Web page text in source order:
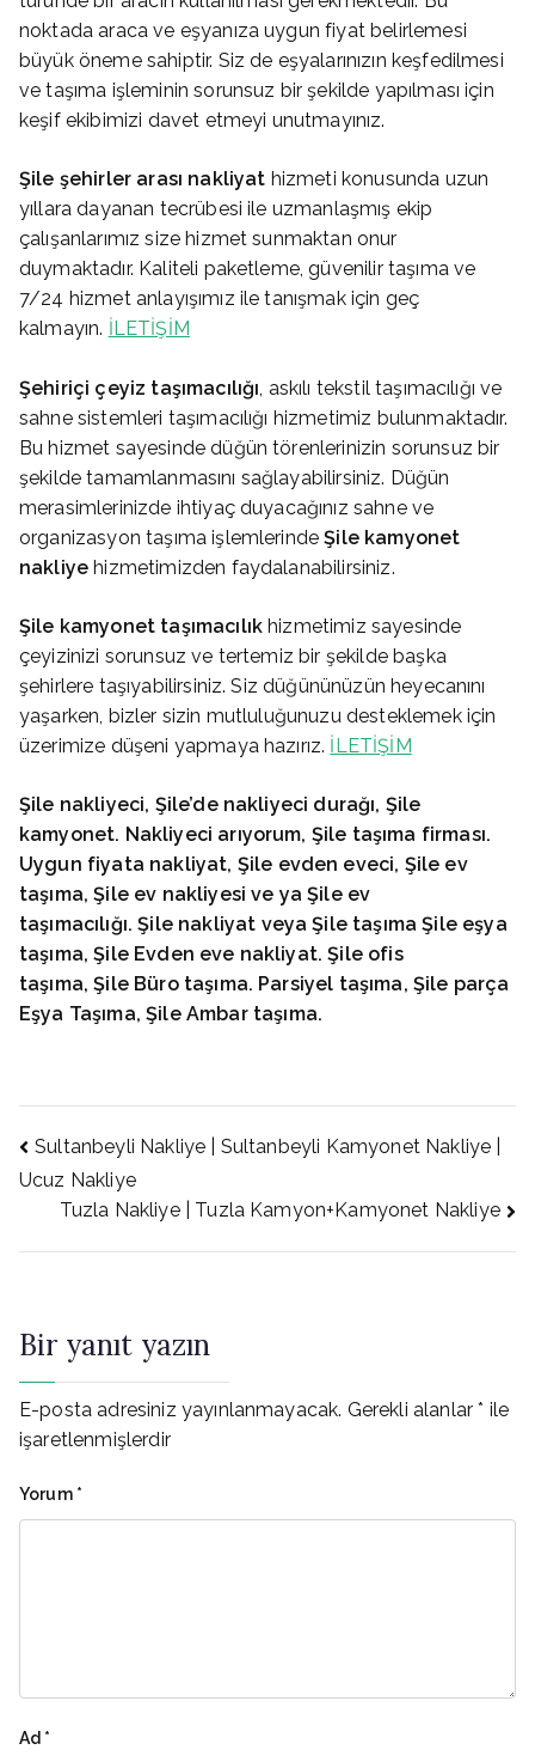
noktada araca ve eşyanıza uygun fiyat belirlemesi
büyük öneme sahiptir. Siz de eşyalarınızın keşfedilmesi
ve taşıma işleminin sorunsuz bir şekilde yapılması için
keşif ekibimizi davet etmeyi unutmayınız.
Şile şehirler arası nakliyat hizmeti konusunda uzun
yıllara dayanan tecrübesi ile uzmanlaşmış ekip
çalışanlarımız size hizmet sunmaktan onur
duymaktadır. Kaliteli paketleme, güvenilir taşıma ve
7/24 hizmet anlayışımız ile tanışmak için geç
kalmayın. İLETİŞİM
Şehiriçi çeyiz taşımacılığı, askılı tekstil taşımacılığı ve
sahne sistemleri taşımacılığı hizmetimiz bulunmaktadır.
Bu hizmet sayesinde düğün törenlerinizin sorunsuz bir
şekilde tamamlanmasını sağlayabilirsiniz. Düğün
merasimlerinizde ihtiyaç duyacağınız sahne ve
organizasyon taşıma işlemlerindeŞile kamyonet
nakliye hizmetimizden faydalanabilirsiniz.
Şile kamyonet taşımacılık hizmetimiz sayesinde
çeyizinizi sorunsuz ve tertemiz bir şekilde başka
şehirlere taşıyabilirsiniz. Siz düğününüzün heyecanını
yaşarken, bizler sizin mutluluğunuzu desteklemek için
üzerimize düşeni yapmaya hazırız. İLETİŞİM
Şile nakliyeci, Şile’de nakliyeci durağı, Şile
kamyonet. Nakliyeci arıyorum, Şile taşıma firması.
Uygun fiyata nakliyat, Şile evden eveci, Şile ev
taşıma, Şile ev nakliyesi ve ya Şile ev
taşımacılığı. Şile nakliyat veya Şile taşıma Şile eşya
taşıma, Şile Evden eve nakliyat. Şile ofis
taşıma, Şile Büro taşıma. Parsiyel taşıma, Şile parça
Eşya Taşıma,Şile Ambar taşıma.
Yazı
gezinmesi
Sultanbeyli Nakliye | Sultanbeyli Kamyonet Nakliye |
Ucuz Nakliye
Tuzla Nakliye | Tuzla Kamyon+Kamyonet Nakliye
Bir yanıt yazın
E-posta adresiniz yayınlanmayacak. Gerekli alanlar* ile
işaretlenmişlerdir
Yorum *
Ad *